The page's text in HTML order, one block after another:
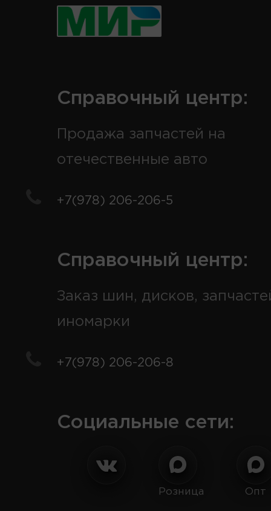
Справочный центр:
Продажа запчастей на
отечественные авто
+7(978) 206-206-5
Справочный центр:
Заказ шин, дисков,
иномарки
+7(978) 206-206-8
Социальные сети:
Розница Опт